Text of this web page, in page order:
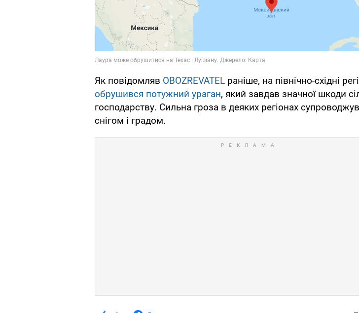
Як повідомляв OBOZREVATEL раніше, на північно-східні
обрушився потужний ураган, який завдав значної шкоди
господарству. Сильна гроза в деяких регіонах
снігом і градом.